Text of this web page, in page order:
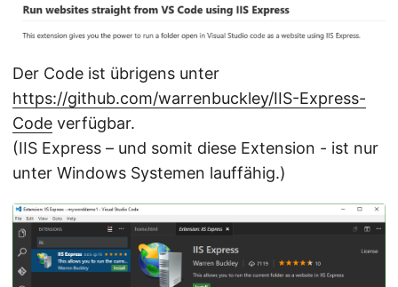
Der Code ist übrigens unter
https://github.com/warrenbuckley/IIS-Express-
Code verfügbar.
(IIS Express – und somit diese Extension - ist nur
unter Windows Systemen lauffähig.)